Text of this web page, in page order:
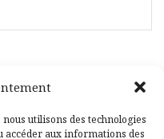
utilisons des technologies
accéder aux informations des